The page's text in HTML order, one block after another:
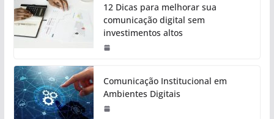
12 Dicas para melhorar sua
comunicação digital sem
investimentos altos
Comunicação Institucional em
Ambientes Digitais